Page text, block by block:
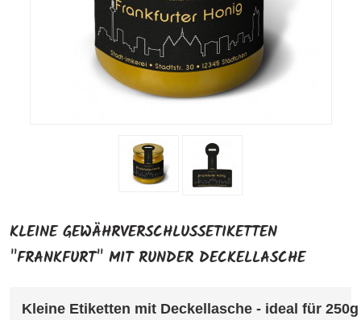
KLEINE GEWÄHRVERSCHLUSSETIKETTEN
"FRANKFURT" MIT RUNDER DECKELLASCHE
Kleine Etiketten mit Deckellasche - ideal für